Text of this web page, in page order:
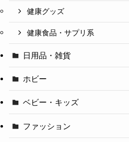
健康グッズ
健康食品・サプリ系
日用品・雑貨
ホビー
ベビー・キッズ
ファッション